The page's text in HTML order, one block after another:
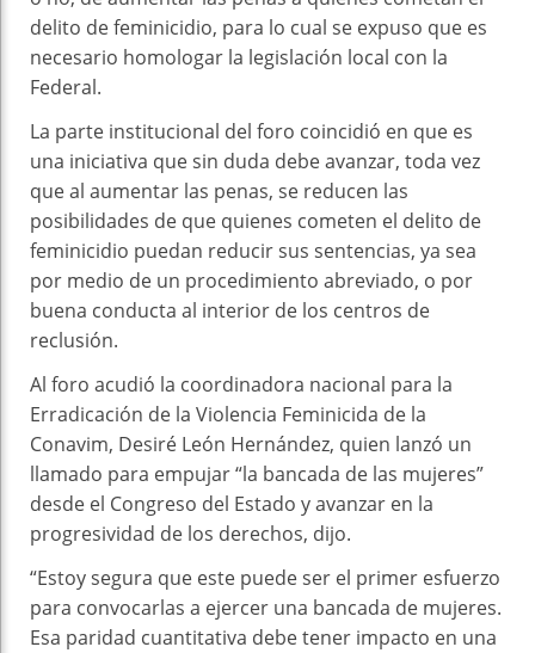
delito de feminicidio, para lo cual se expuso que es
necesario homologar la legislación local con la
Federal.
La parte institucional del foro coincidió en que es
una iniciativa que sin duda debe avanzar, toda vez
que al aumentar las penas, se reducen las
posibilidades de que quienes cometen el delito de
feminicidio puedan reducir sus sentencias, ya sea
por medio de un procedimiento abreviado, o por
buena conducta al interior de los centros de
reclusión.
Al foro acudió la coordinadora nacional para la
Erradicación de la Violencia Feminicida de la
Conavim, Desiré León Hernández, quien lanzó un
llamado para empujar “la bancada de las mujeres”
desde el Congreso del Estado y avanzar en la
progresividad de los derechos, dijo.
“Estoy segura que este puede ser el primer esfuerzo
para convocarlas a ejercer una bancada de mujeres.
Esa paridad cuantitativa debe tener impacto en una